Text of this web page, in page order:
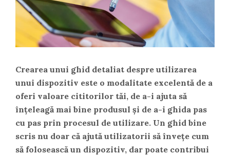
Crearea unui ghid detaliat despre utilizarea
unui dispozitiv este o modalitate excelentă de a
oferi valoare cititorilor tăi, de a-i ajuta să
înțeleagă mai bine produsul și de a-i ghida pas
cu pas prin procesul de utilizare. Un ghid bine
scris nu doar că ajută utilizatorii să învețe cum
să folosească un dispozitiv, dar poate contribui